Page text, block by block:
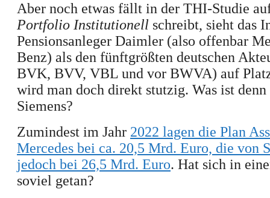
Aber noch etwas fällt in der THI-Studie
Portfolio Institutionell schreibt, sieht das
Pensionsanleger Daimler (also offenbar
Benz) als den fünftgrößten deutschen
BVK, BVV, VBL und vor BWVA) auf
wird man doch direkt stutzig. Was ist denn
Siemens?
Zumindest im Jahr 2022 lagen die Plan
Mercedes bei ca. 20,5 Mrd. Euro, die von
jedoch bei 26,5 Mrd. Euro. Hat sich in
soviel getan?